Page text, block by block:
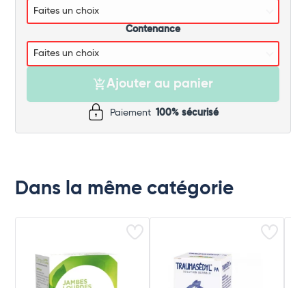
Contenance
Ajouter au panier
Paiement 100% sécurisé
Dans la même catégorie